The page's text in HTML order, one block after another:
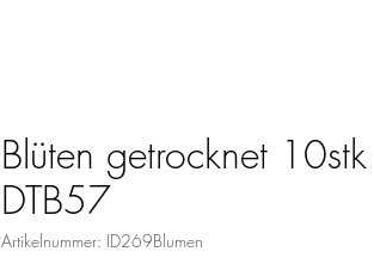
Blüten getrocknet 10stk
DTB57
Artikelnummer: ID269Blumen